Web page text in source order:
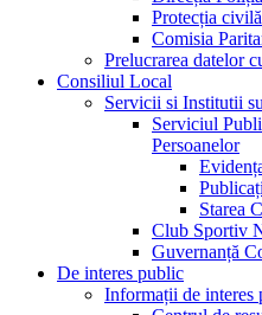
Protecția civilă
Comisia
Prelucrarea datelor
Consiliul Local
Servicii si Institutii
Serviciul
Persoanelor
Starea
Club Sportiv
Guvernanță
De interes public
Informații de interes